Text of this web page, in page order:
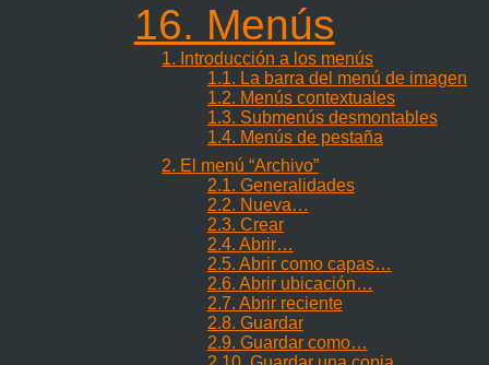
16. Menús
1. Introducción a los menús
1.1. La barra del menú de imagen
1.2. Menús contextuales
1.3. Submenús desmontables
1.4. Menús de pestaña
2. El menú“Archivo”
2.1. Generalidades
2.2. Nueva…
2.3. Crear
2.4. Abrir…
2.5. Abrir como capas…
2.6. Abrir ubicación…
2.7. Abrir reciente
2.8. Guardar
2.9. Guardar como…